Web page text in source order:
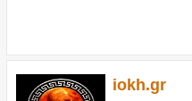
iokh.gr